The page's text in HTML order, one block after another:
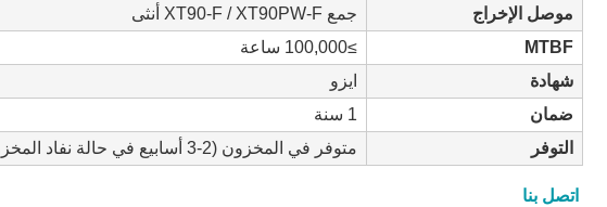
موصل الإخراج
جمع XT90-F / XT90PW-F أنثى
MTBF
≥100,000 ساعة
شهادة
ايزو
ضمان
1 سنة
التوفر
متوفر في المخزون (2-3 أسابيع في حالة نفاد المخزون)
اتصل بنا